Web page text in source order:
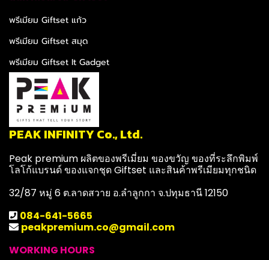
พรีเมียม Giftset แก้ว
พรีเมียม Giftset สมุด
พรีเมียม Giftset It Gadget
PEAK INFINITY Co., Ltd.
Peak premium ผลิตของพรีเมี่ยม ของขวัญ ของที่ระลึกพิมพ์
โลโก้แบรนด์ ของแจกชุด Giftset และสินค้าพรีเมียมทุกชนิด
32/87 หมู่ 6 ต.ลาดสวาย อ.ลำลูกกา จ.ปทุมธานี 12150
084-641-5665
peakpremium.co@gmail.com
WORKING HOURS